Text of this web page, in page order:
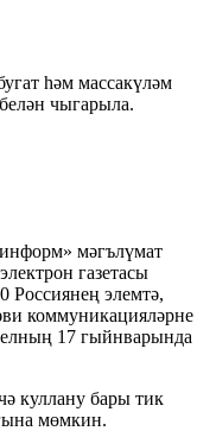
һәм массакүләм
чыгарыла.
мәгълүмат
газетасы
элемтә,
коммуникацияләрне
елның 17 гыйнварында
куллану бары тик
мөмкин.